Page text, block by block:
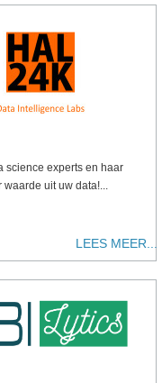
science experts en haar
waarde uit uw data!...
LEES MEER...